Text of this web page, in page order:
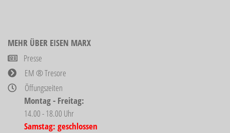
MEHR ÜBER EISEN MARX
Presse
EM ® Tresore
Öffungszeiten
Montag - Freitag:
14.00 - 18.00 Uhr
Samstag: geschlossen